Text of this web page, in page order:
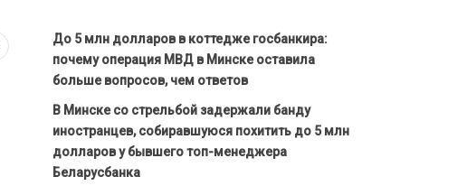
До 5 млн долларов в коттедже госбанкира:
почему операция МВД в Минске оставила
больше вопросов, чем ответов
В Минске со стрельбой задержали банду
иностранцев, собиравшуюся похитить до 5 млн
долларов у бывшего топ-менеджера
Беларусбанка